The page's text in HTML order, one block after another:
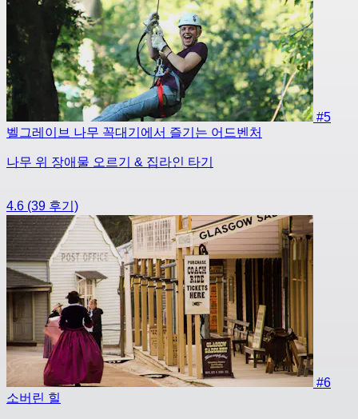
#5
벨그레이브 나무 꼭대기에서 즐기는 어드벤처
나무 위 장애물 오르기 & 집라인 타기
4.6 (39 후기)
#6
소버린 힐